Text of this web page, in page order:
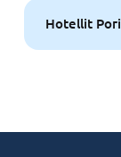
Hotellit Pori